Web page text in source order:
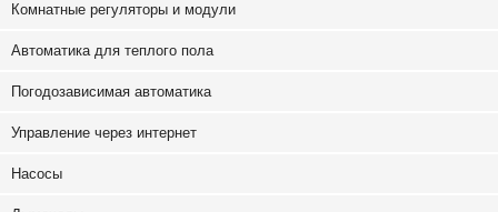
Комнатные регуляторы и модули
Автоматика для теплого пола
Погодозависимая автоматика
Управление через интернет
Насосы